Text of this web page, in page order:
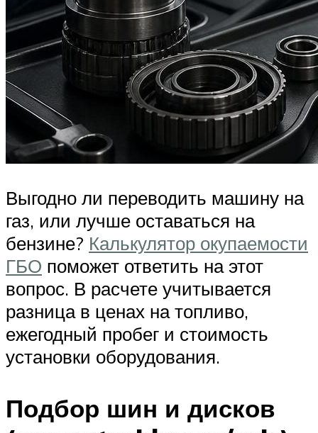
Выгодно ли переводить машину на
газ, или лучше оставаться на
бензине? Калькулятор окупаемости
ГБО поможет ответить на этот
вопрос. В расчете учитывается
разница в ценах на топливо,
ежегодный пробег и стоимость
установки оборудования.
Подбор шин и дисков